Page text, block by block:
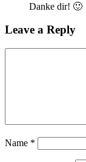
Danke dir! 🙂
Leave a Reply
Name *